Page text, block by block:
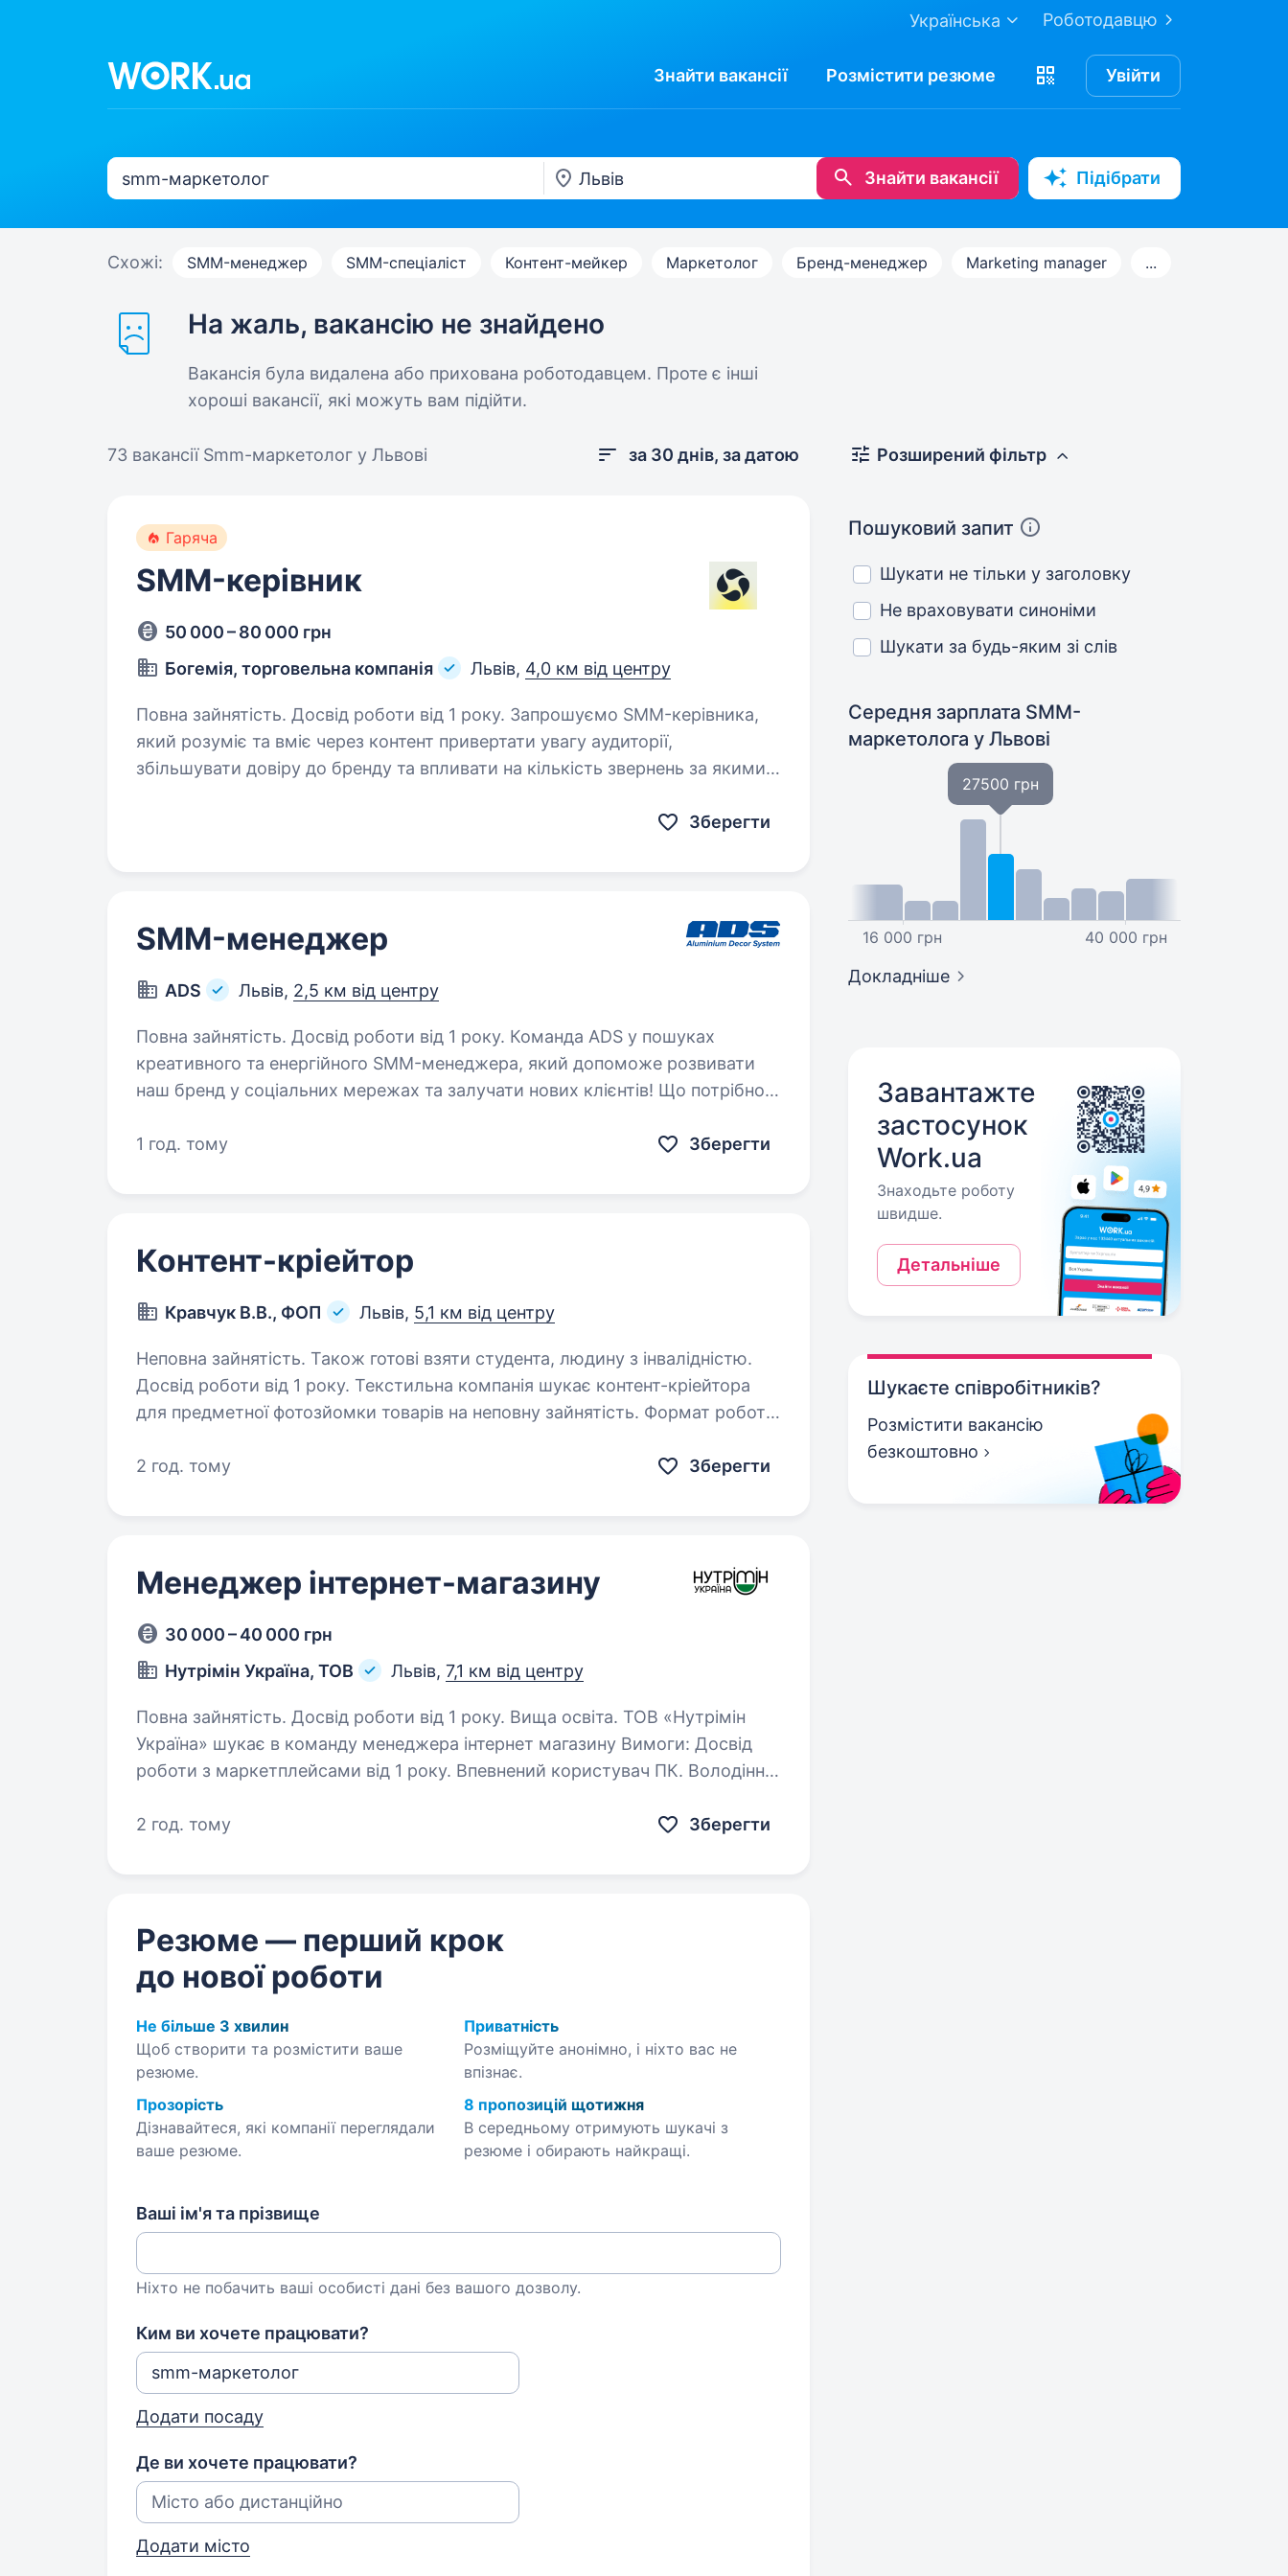
Роботодавцю
Українська
Знайти вакансії Розмістити резюме Увійти
Знайти вакансії Підібрати
Схожі: SMM-менеджер SMM-спеціаліст Контент-мейкер Маркетолог Бренд-менеджер Marketing manager ...
На жаль, вакансію не знайдено
Вакансія була видалена або прихована роботодавцем. Проте є інші
хороші вакансії, які можуть вам підійти.
73 вакансії Smm-маркетолог у Львові за 30 днів, за датою
Гаряча
SMM-керівник
50 000 – 80 000 грн
Богемія, торговельна компанія
Львів, 4,0 км від центру
Повна зайнятість. Досвід роботи від 1 року. Запрошуємо SMM-керівника,
який розуміє та вміє через контент привертати увагу аудиторії,
збільшувати довіру до бренду та впливати на кількість звернень за якими
Зберегти
SMM-менеджер
ADS Львів, 2,5 км від центру
Повна зайнятість. Досвід роботи від 1 року. Команда ADS у пошуках
креативного та енергійного SMM-менеджера, який допоможе розвивати
наш бренд у соціальних мережах та залучати нових клієнтів! Що потрібно
1 год. тому
Зберегти
Контент-кріейтор
Кравчук В.В., ФОП Львів, 5,1 км від центру
Неповна зайнятість. Також готові взяти студента, людину з інвалідністю.
Досвід роботи від 1 року. Текстильна компанія шукає контент-кріейтора
для предметної фотозйомки товарів на неповну зайнятість. Формат роботи:
компанії. Основні обов’язки:…
2 год. тому Зберегти
Менеджер інтернет-магазину
30 000 – 40 000 грн
Нутрімін Україна, ТОВ
Львів, 7,1 км від центру
Повна зайнятість. Досвід роботи від 1 року. Вища освіта. ТОВ «Нутрімін
Україна» шукає в команду менеджера інтернет магазину Вимоги: Досвід
роботи з маркетплейсами від 1 року. Впевнений користувач ПК. Володіння
2 год. тому
Зберегти
Резюме — перший крок
до нової роботи
Не більше 3 хвилин
Щоб створити та розмістити ваше
резюме.
Приватність
Розміщуйте анонімно, і ніхто вас не
впізнає.
Прозорість
Дізнавайтеся, які компанії переглядали
ваше резюме.
8 пропозицій щотижня
В середньому отримують шукачі з
резюме і обирають найкращі.
Ваші ім'я та прізвище
Ніхто не побачить ваші особисті дані без вашого дозволу.
Ким ви хочете працювати?
Додати посаду
Де ви хочете працювати?
Додати місто
Розширений фільтр
Пошуковий запит
Шукати не тільки у заголовку
Не враховувати синоніми
Шукати за будь-яким зі слів
Середня зарплата SMM-
маркетологау Львові
16 000 грн
27500 грн
40 000 грн
Докладніше
Завантажте
застосунок
Work.ua
Знаходьте роботу
швидше.
Детальніше
Шукаєте співробітників?
Розмістити вакансію
безкоштовно